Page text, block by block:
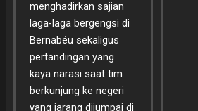
menghadirkan sajian
laga-laga bergengsi di
Bernabéu sekaligus
pertandingan yang
kaya narasi saat tim
berkunjung ke negeri
yang jarang dijumpai di